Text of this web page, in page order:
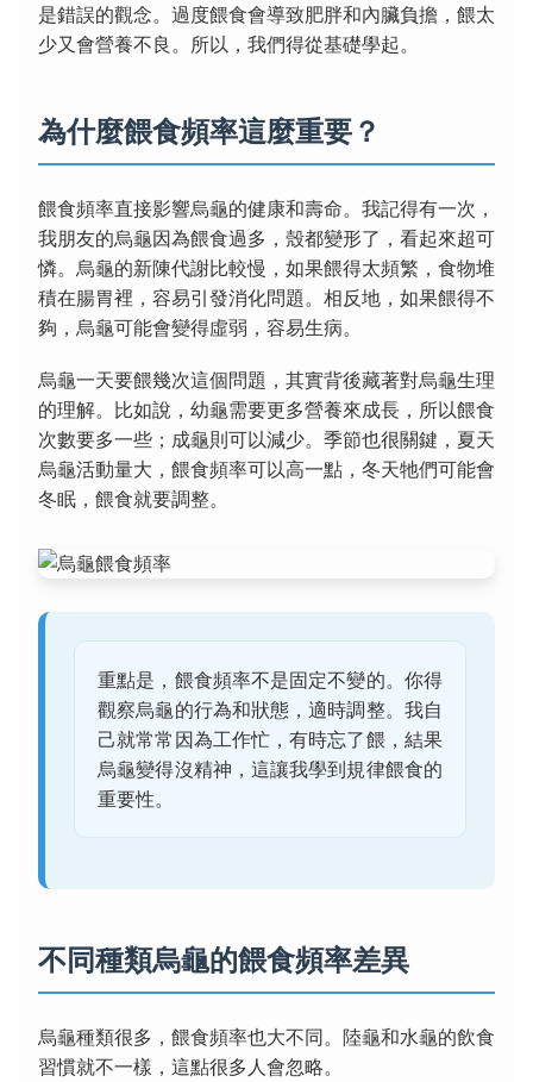
是錯誤的觀念。過度餵食會導致肥胖和內臟負擔，餵太
少又會營養不良。所以，我們得從基礎學起。
為什麼餵食頻率這麼重要？
餵食頻率直接影響烏龜的健康和壽命。我記得有一次，
我朋友的烏龜因為餵食過多，殼都變形了，看起來超可
憐。烏龜的新陳代謝比較慢，如果餵得太頻繁，食物堆
積在腸胃裡，容易引發消化問題。相反地，如果餵得不
夠，烏龜可能會變得虛弱，容易生病。
烏龜一天要餵幾次這個問題，其實背後藏著對烏龜生理
的理解。比如說，幼龜需要更多營養來成長，所以餵食
次數要多一些；成龜則可以減少。季節也很關鍵，夏天
烏龜活動量大，餵食頻率可以高一點，冬天牠們可能會
冬眠，餵食就要調整。
重點是，餵食頻率不是固定不變的。你得
觀察烏龜的行為和狀態，適時調整。我自
己就常常因為工作忙，有時忘了餵，結果
烏龜變得沒精神，這讓我學到規律餵食的
重要性。
不同種類烏龜的餵食頻率差異
烏龜種類很多，餵食頻率也大不同。陸龜和水龜的飲食
習慣就不一樣，這點很多人會忽略。